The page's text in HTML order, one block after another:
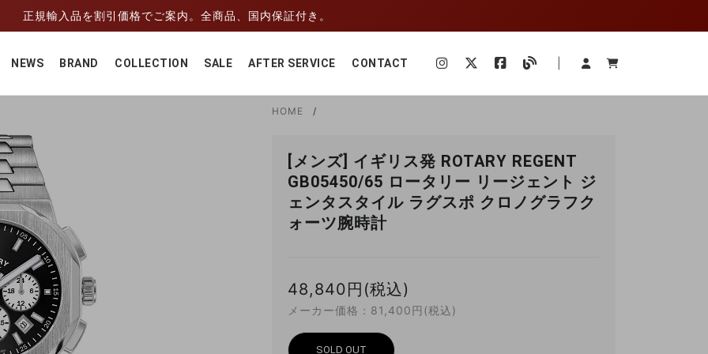
正規輸入品を割引価格でご案内。全商品、国内保証付き。
NEWS BRAND COLLECTION SALE AFTER SERVICE CONTACT
HOME
[メンズ] イギリス発 ROTARY REGENT
GB05450/65 ロータリー リージェント ジ
ェンタスタイル ラグスポ クロノグラフク
ォーツ腕時計
48,840円(税込)
メーカー価格：81,400円(税込)
SOLD OUT